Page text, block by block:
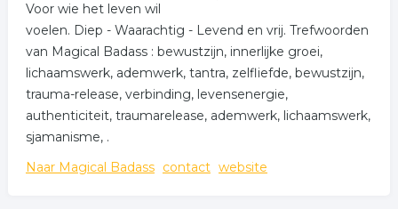
Voor wie het leven wil
voelen. Diep - Waarachtig - Levend en vrij. Trefwoorden
van Magical Badass : bewustzijn, innerlijke groei,
lichaamswerk, ademwerk, tantra, zelfliefde, bewustzijn,
trauma-release, verbinding, levensenergie,
authenticiteit, traumarelease, ademwerk, lichaamswerk,
sjamanisme, .
Naar Magical Badass contact website